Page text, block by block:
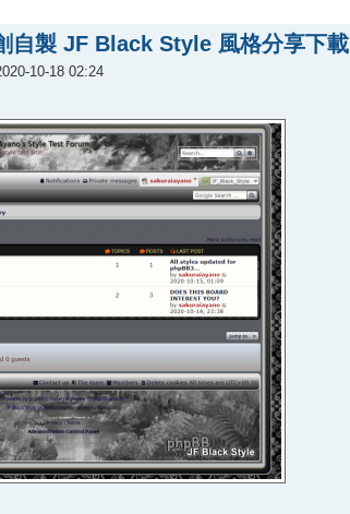
自製 JF Black Style 風格分享下載
10-18 02:24